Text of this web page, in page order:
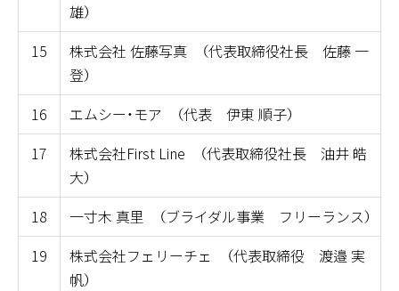
雄）
15
株式会社 佐藤写真 （代表取締役社長 佐藤 一
登）
16
エムシー・モア （代表 伊東 順子）
17
株式会社First Line （代表取締役社長 油井 皓
大）
18
一寸木 真里 （ブライダル事業 フリーランス）
19
株式会社フェリーチェ （代表取締役 渡邉 実
帆）